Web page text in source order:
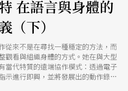
在語言與身體的
（下）
從來不是在尋找一種穩定的方法，而
觀看與組織身體的方式。她在與大型
當代特質的遠端協作模式：透過電子
示進行即興，並將發展出的動作錄製